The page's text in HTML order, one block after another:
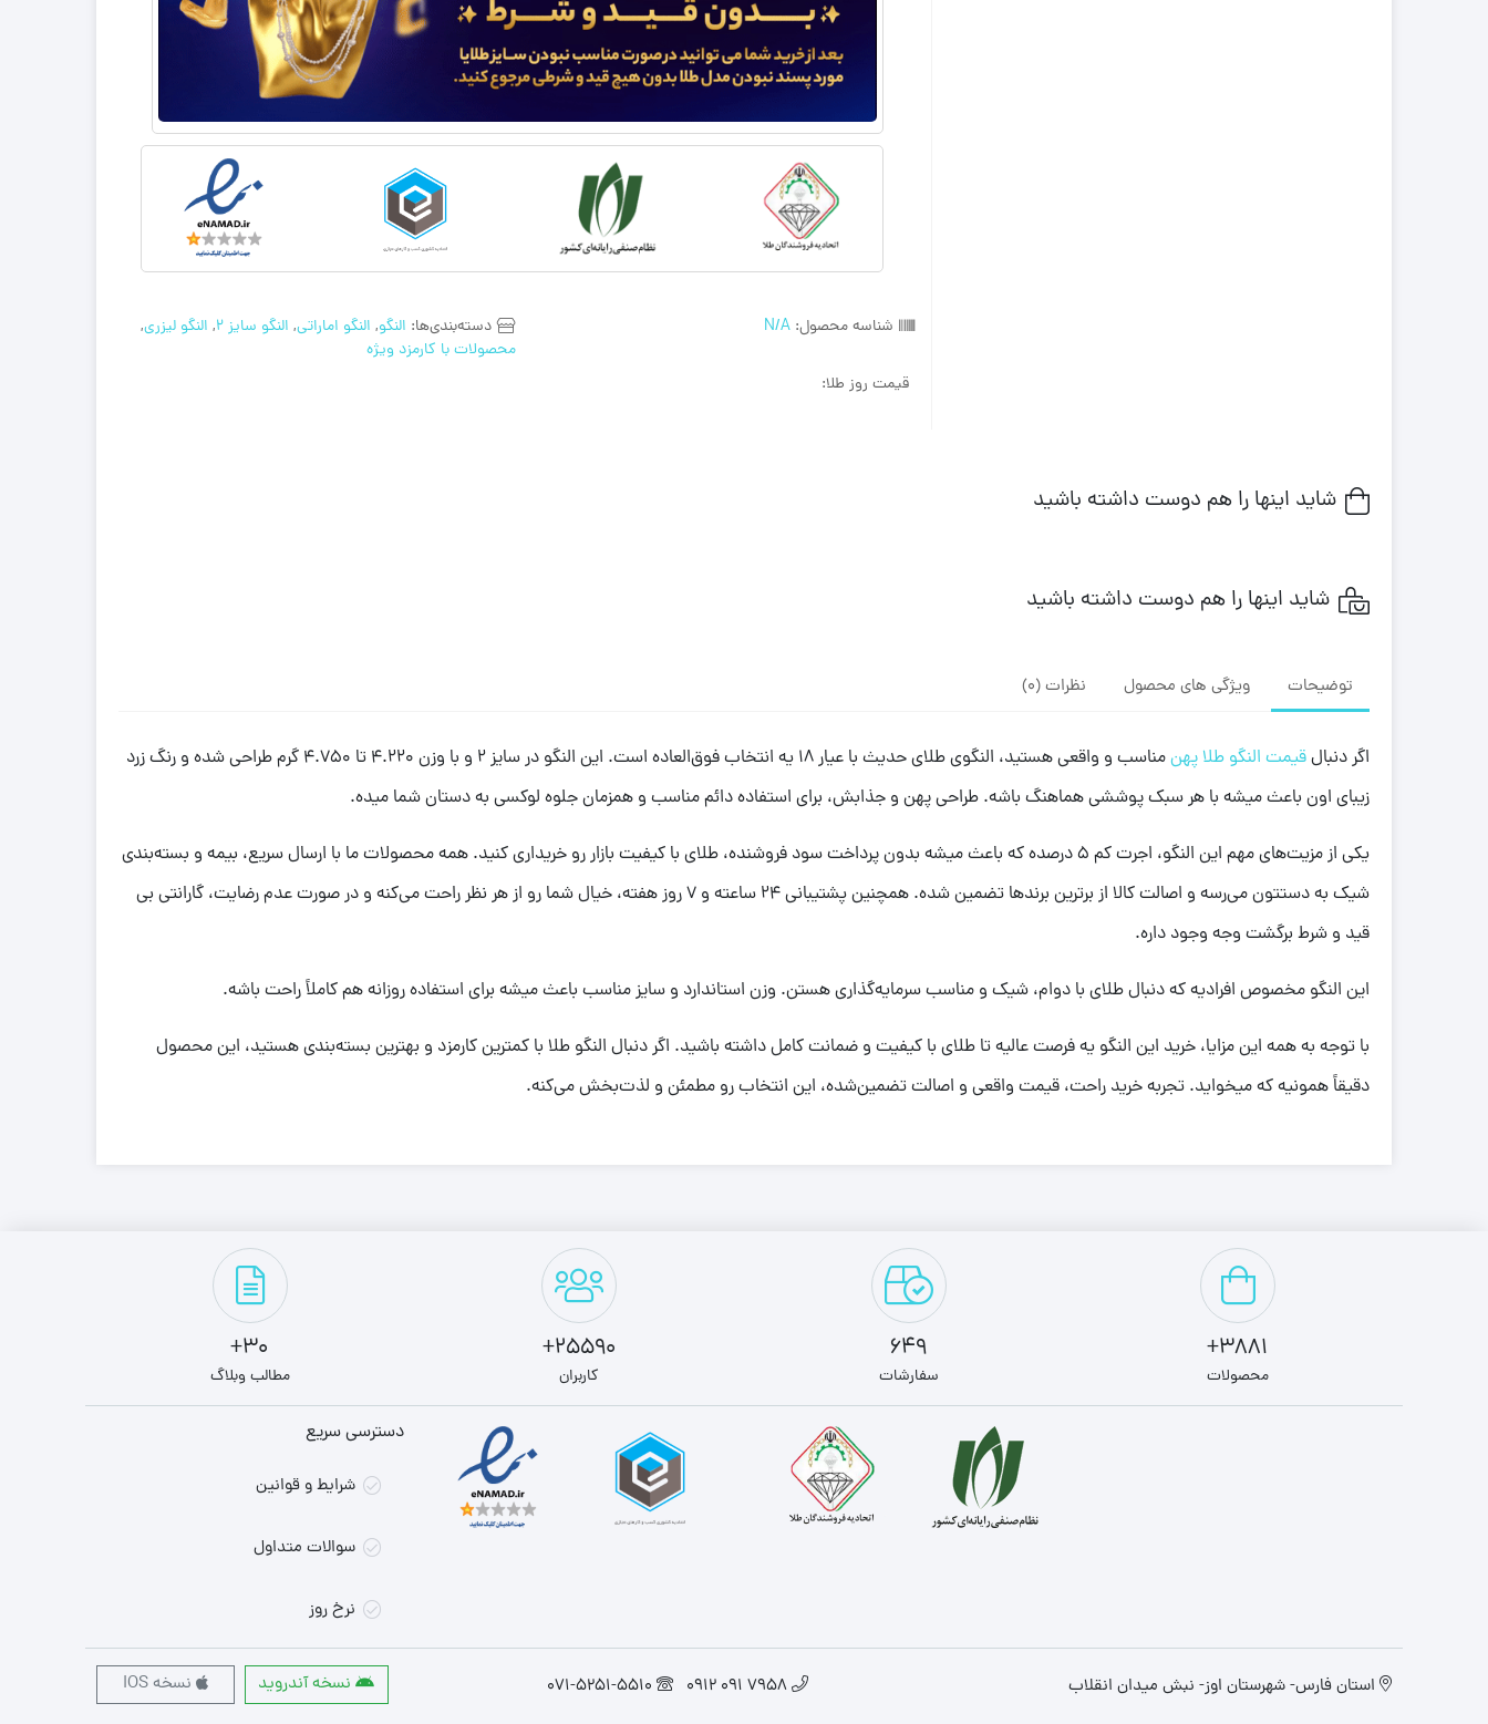
شناسه محصول:N/A دسته‌بندی‌ها: النگو, النگو اماراتی, النگو سایز 2 , النگو لیزری,
محصولات با کارمزد ویژه
قیمت روز طلا:
شاید اینها را هم دوست داشته باشید
شاید اینها را هم دوست داشته باشید
توضیحات ویژگی های محصول نظرات (0)
اگر دنبالقیمت النگو طلا پهن
مناسب و واقعی هستید، النگوی طلای حدیث با عیار 18 یه انتخاب فوق‌العاده است. این النگو در سایز 2 و با وزن 4.220 تا 4.750 گرم طراحی شده و رنگ زرد
زیبای اون باعث میشه با هر سبک پوششی هماهنگ باشه. طراحی پهن و جذابش، برای استفاده دائم مناسب و همزمان جلوه لوکسی به دستان شما میده.
یکی از مزیت‌های مهم این النگو، اجرت کم 5 درصده که باعث میشه بدون پرداخت سود فروشنده، طلای با کیفیت بازار رو خریداری کنید. همه محصولات ما با ارسال سریع، بیمه و بسته‌بندی
شیک به دستتون می‌رسه و اصالت کالا از برترین برندها تضمین شده. همچنین پشتیبانی 24 ساعته و 7 روز هفته، خیال شما رو از هر نظر راحت می‌کنه و در صورت عدم رضایت، گارانتی بی
قید و شرط برگشت وجه وجود داره.
این النگو مخصوص افرادیه که دنبال طلای با دوام، شیک و مناسب سرمایه‌گذاری هستن. وزن استاندارد و سایز مناسب باعث میشه برای استفاده روزانه هم کاملاً راحت باشه.
با توجه به همه این مزایا، خرید این النگو یه فرصت عالیه تا طلای با کیفیت و ضمانت کامل داشته باشید. اگر دنبال النگو طلا با کمترین کارمزد و بهترین بسته‌بندی هستید، این محصول
دقیقاً همونیه که میخواید. تجربه خرید راحت، قیمت واقعی و اصالت تضمین‌شده، این انتخاب رو مطمئن و لذت‌بخش می‌کنه.
3881+
محصولات
649
سفارشات
25590+
کاربران
30+
مطالب وبلاگ
دسترسی سریع
شرایط و قوانین
سوالات متداول
نرخ روز
استان فارس- شهرستان اوز- نبش میدان انقلاب 7958 091 0912
071-5251-5510 نسخه آندروید نسخه IOS